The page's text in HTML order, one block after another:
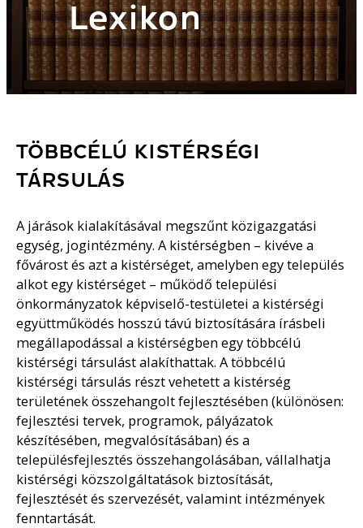
Lexikon
TÖBBCÉLÚ KISTÉRSÉGI
TÁRSULÁS
A járások kialakításával megszűnt közigazgatási
egység, jogintézmény. A kistérségben – kivéve a
fővárost és azt a kistérséget, amelyben egy település
alkot egy kistérséget – működő települési
önkormányzatok képviselő-testületei a kistérségi
együttműködés hosszú távú biztosítására írásbeli
megállapodással a kistérségben egy többcélú
kistérségi társulást alakíthattak. A többcélú
kistérségi társulás részt vehetett a kistérség
területének összehangolt fejlesztésében (különösen:
fejlesztési tervek, programok, pályázatok
készítésében, megvalósításában) és a
településfejlesztés összehangolásában, vállalhatja
kistérségi közszolgáltatások biztosítását,
fejlesztését és szervezését, valamint intézmények
fenntartását.